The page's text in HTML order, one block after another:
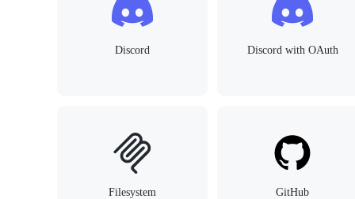
Discord Discord with OAuth
Filesystem GitHub